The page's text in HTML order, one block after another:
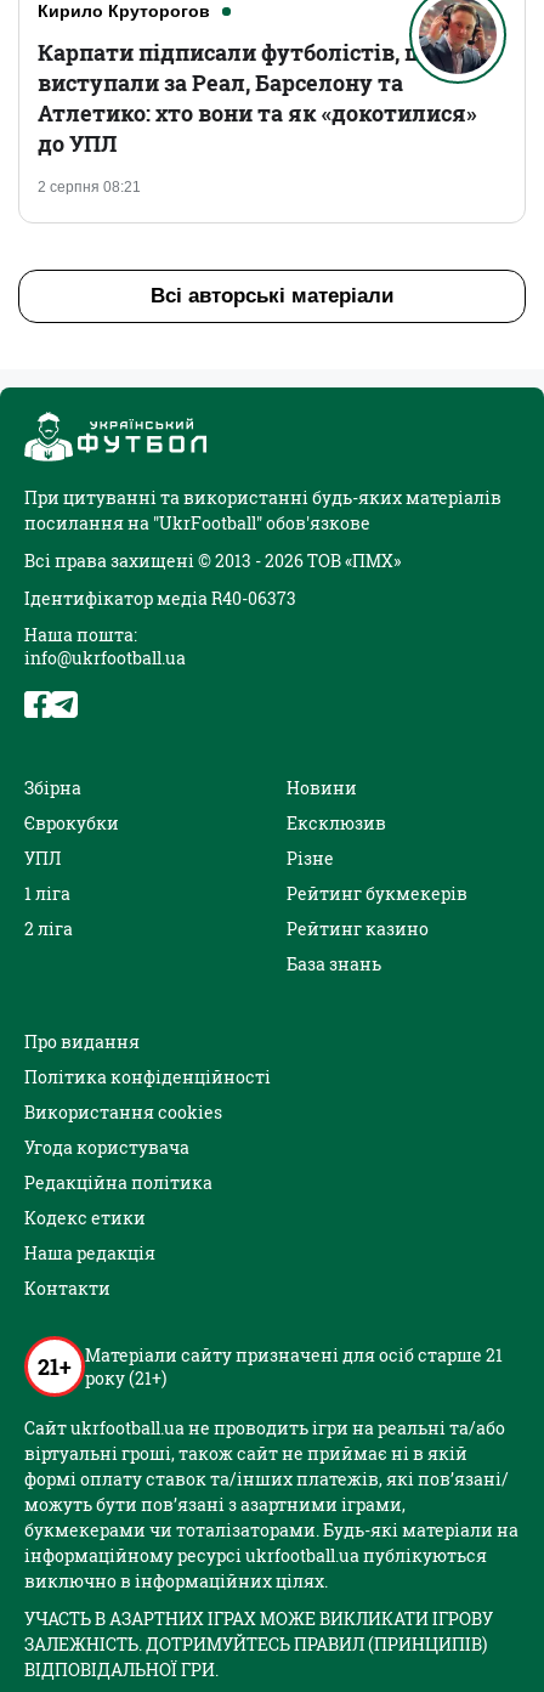
Кирило Круторогов
2 серпня 08:21
Карпати підписали футболістів, що
виступали за Реал, Барселону та
Атлетико: хто вони та як «докотилися»
до УПЛ
Всі авторські матеріали
При цитуванні та використанні будь-яких матеріалів
посилання на "UkrFootball" обов'язкове
Всі права захищені © 2013 - 2026 ТОВ «ПМХ»
Ідентифікатор медіа R40-06373
Наша пошта:
info@ukrfootball.ua
Збірна
Єврокубки
УПЛ
1 ліга
2 ліга
Новини
Ексклюзив
Різне
Рейтинг букмекерів
Рейтинг казино
База знань
Про видання
Політика конфіденційності
Використання cookies
Угода користувача
Редакційна політика
Кодекс етики
Наша редакція
Контакти
21+ Матеріали сайту призначені для осіб старше 21
року (21+)
Сайт ukrfootball.ua не проводить ігри на реальні та/або
віртуальні гроші, також сайт не приймає ні в якій
формі оплату ставок та/інших платежів, які пов’язані/
можуть бути пов’язані з азартними іграми,
букмекерами чи тоталізаторами. Будь-які матеріали на
інформаційному ресурсі ukrfootball.ua публікуються
виключно в інформаційних цілях.
УЧАСТЬ В АЗАРТНИХ ІГРАХ МОЖЕ ВИКЛИКАТИ ІГРОВУ
ЗАЛЕЖНІСТЬ. ДОТРИМУЙТЕСЬ ПРАВИЛ (ПРИНЦИПІВ)
ВІДПОВІДАЛЬНОЇ ГРИ.